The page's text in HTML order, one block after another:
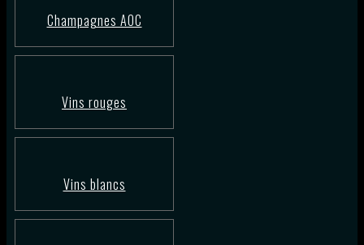
Champagnes AOC
Vins rouges
Vins blancs